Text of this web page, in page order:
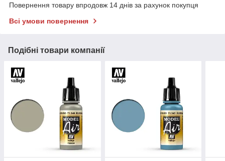
Повернення товару впродовж 14 днів за рахунок покупця
Всі умови повернення
Подібні товари компанії